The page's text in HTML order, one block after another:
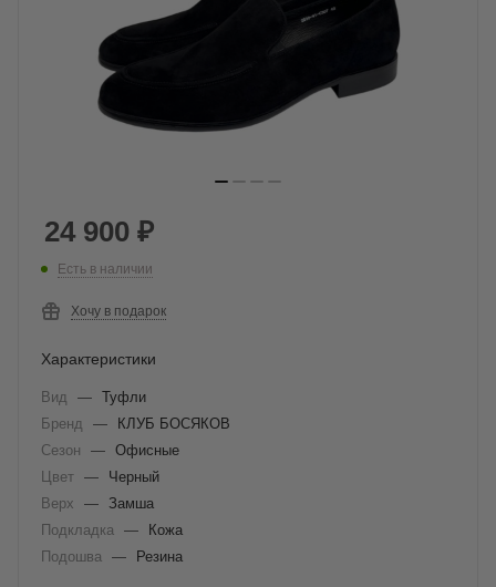
24 900 ₽
Есть в наличии
Хочу в подарок
Характеристики
Вид — Туфли
Бренд
—
КЛУБ БОСЯКОВ
Сезон
— Офисные
Цвет —
Черный
Верх
— Замша
Подкладка
—
Кожа
Подошва
— Резина